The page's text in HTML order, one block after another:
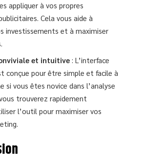
appliquer à vos propres
Cela vous aide à
investissements et à maximiser
et intuitive : L’interface
conçue pour être simple et facile à
si vous êtes novice dans l’analyse
trouverez rapidement
l’outil pour maximiser vos